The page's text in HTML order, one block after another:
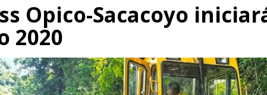
Opico-Sacacoyo
2020